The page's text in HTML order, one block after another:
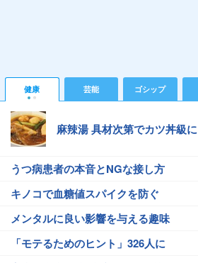
健康 芸能 ゴシップ
麻辣湯 具材次第でカツ丼級に
うつ病患者の本音とNGな接し方
キノコで血糖値スパイクを防ぐ
メンタルに良い影響を与える趣味
「モテるためのヒント」326人に